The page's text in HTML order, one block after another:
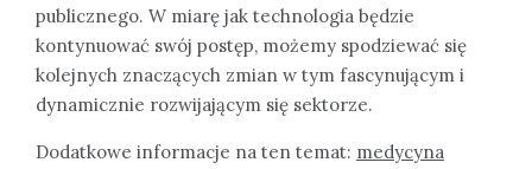
publicznego. W miarę jak technologia będzie
kontynuować swój postęp, możemy spodziewać się
kolejnych znaczących zmian w tym fascynującym i
dynamicznie rozwijającym się sektorze.
Dodatkowe informacje na ten temat: medycyna